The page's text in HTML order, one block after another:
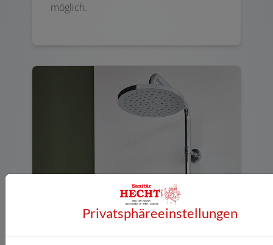
möglich.
Wohltuend vielseitig: Duschkopf
Privatsphäre­einstellungen